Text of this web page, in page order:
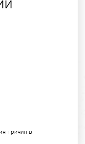
причин в